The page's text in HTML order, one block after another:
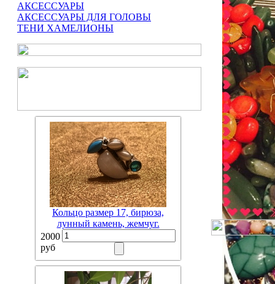
АКСЕССУАРЫ
АКСЕССУАРЫ ДЛЯ ГОЛОВЫ
ТЕНИ ХАМЕЛИОНЫ
Кольцо размер 17, бирюза,
лунный камень, жемчуг.
2000
руб